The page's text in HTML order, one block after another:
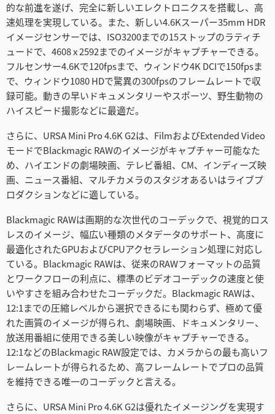
New Zealand
Norway
Poland
Portugal
South Africa
Spain
Chinese Taipei
Turkey
UAE
Ukraine
United Kingdom
United States
的な前進を遂げ、完全に新しいエレクトロニクスを搭載し、高
速処理を実現している。また、新しい4.6Kスーパー35mm HDR
イメージセンサーでは、ISO3200までの15ストップのラティチ
ュードで、4608 x 2592までのイメージがキャプチャーできる。
フルセンサー4.6Kで120fpsまで、ウィンドウ4K DCIで150fpsま
で、ウィンドウ1080 HDで驚異の300fpsのフレームレートで収
録可能。動きの早いドキュメンタリーやスポーツ、野生動物の
ハイスピード撮影などに最適だ。
さらに、URSA Mini Pro 4.6K G2は、FilmおよびExtended Video
モードでBlackmagic RAWのイメージがキャプチャー可能なた
め、ハイエンドの劇場映画、テレビ番組、CM、インディーズ映
画、ニュース番組、マルチカメラのスタジオあるいはライブプ
ロダクションなどに適している。
Blackmagic RAWは画期的な次世代のコーデックで、視覚的ロス
レスのイメージ、幅広い種類のメタデータのサポート、高度に
最適化されたGPUおよびCPUアクセラレーション処理に対応し
ている。Blackmagic RAWは、従来のRAWフォーマットの品質
とワークフローの利点に、標準のビデオコーデックの速度と使
いやすさを組み合わせたコーデックだ。Blackmagic RAWは、
12:1までの圧縮レベルから選択できるにも関わらず、極めて優
れた画質のイメージが得られ、劇場映画、ドキュメンタリー、
放送用番組に使用できる美しい映像がキャプチャーできる。
12:1などのBlackmagic RAW設定では、カメラからの最も高いフ
レームレートが得られるため、高フレームレートでプロの品質
を維持できる唯一のコーデックと言える。
さらに、URSA Mini Pro 4.6K G2は優れたイメージングを実現す